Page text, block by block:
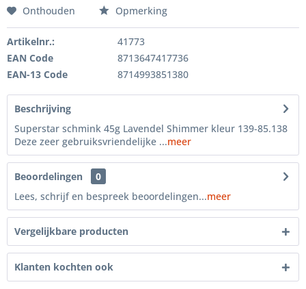
Onthouden Opmerking
Artikelnr.:
41773
EAN Code
8713647417736
EAN-13 Code
8714993851380
Beschrijving
Superstar schmink 45g Lavendel Shimmer kleur 139-85.138
Deze zeer gebruiksvriendelijke ...meer
Beoordelingen
0
Lees, schrijf en bespreek beoordelingen...meer
Vergelijkbare producten
Klanten kochten ook